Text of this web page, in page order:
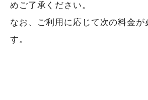
めご了承ください。
なお、ご利用に応じて次の料金が
す。